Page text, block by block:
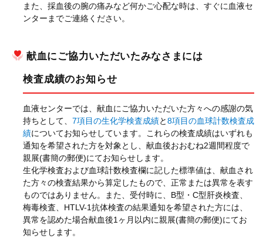
また、採血後の腕の痛みなど何かご心配な時は、すぐに血液セ
ンターまでご連絡ください。
献血にご協力いただいたみなさまには
検査成績のお知らせ
血液センターでは、献血にご協力いただいた方々への感謝の気
持ちとして、 7項目の生化学検査成績と8項目の血球計数検査成
績についてお知らせしています。これらの検査成績はいずれも
通知を希望された方を対象とし、献血後おおむね2週間程度で
親展(書簡の郵便)にてお知らせします。
生化学検査および血球計数検査欄に記した標準値は、献血され
た方々の検査結果から算定したもので、正常または異常を表す
ものではありません。また、受付時に、B型・C型肝炎検査、
梅毒検査、HTLV-1抗体検査の結果通知を希望された方には、
異常を認めた場合献血後1ヶ月以内に親展(書簡の郵便)にてお
知らせします。